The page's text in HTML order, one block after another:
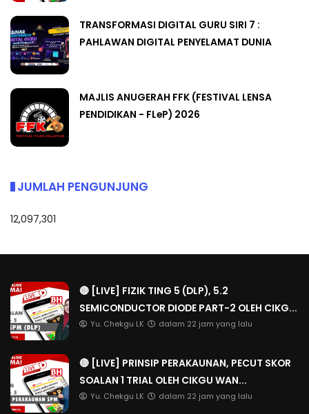
TRANSFORMASI DIGITAL GURU SIRI 7 :
PAHLAWAN DIGITAL PENYELAMAT DUNIA
MAJLIS ANUGERAH FFK (FESTIVAL LENSA
PENDIDIKAN - FLeP) 2026
JUMLAH PENGUNJUNG
12,097,301
🔴 [LIVE] FIZIK TING 5 (DLP), 5.2
SEMICONDUCTOR DIODE PART-2 OLEH CIKG...
Yu. Chekgu LK dalam 22 jam yang lalu
🔴 [LIVE] PRINSIP PERAKAUNAN, PECUT SKOR
SOALAN 1 TRIAL OLEH CIKGU WAN...
Yu. Chekgu LK dalam 22 jam yang lalu